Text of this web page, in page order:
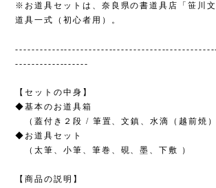
※お道具セットは、奈良県の書道具店「笹川
道具一式（初心者用）。
------------------
【セットの中身】
◆基本のお道具箱
（蓋付き２段 / 筆置、文鎮、水滴（越前焼）
◆お道具セット
（太筆、小筆、筆巻、硯、墨、下敷 ）
【商品の説明】